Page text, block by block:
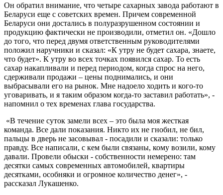
Он обратил внимание, что четыре сахарных завода работают в
Беларуси еще с советских времен. Причем современной
Беларуси они достались в полуразрушенном состоянии и
продукцию фактически не производили, отметил он. «Дошло
до того, что перед двумя ответственным руководителями
положил наручники и сказал: «К утру не будет сахара, знаете,
что будет». К утру во всех точках появился сахар. То есть
сахар накапливали и перед периодом, когда спрос на него,
сдерживали продажи – цены поднимались, и они
выбрасывали его на рынок. Мне надоело ходить и кого-то
уговаривать, и я таким образом когда-то заставил работать», -
напомнил о тех временах глава государства.
«В течение суток замели всех – это была моя жесткая
команда. Все дали показания. Никто их не гнобил, не бил,
пальцы в дверь не засовывал - посадили и сказали: только
правду. Все написали, с кем были связаны, кому возили, кому
давали. Провели обыски - собственности немерено: там
десятки самых современных автомобилей, квартиры
десятками, особняки и огромное количество денег», -
рассказал Лукашенко.